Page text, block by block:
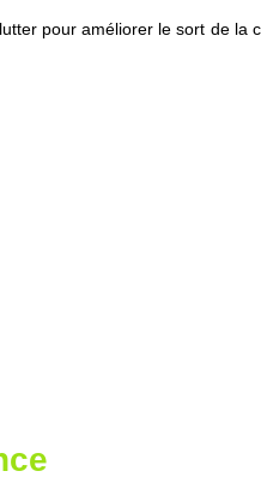
pour améliorer le sort de la